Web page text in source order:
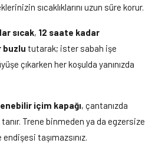
sıcaklıklarını uzun süre korur.
sıcak, 12 saate kadar
buzlu tutarak; ister sabah işe
çıkarken her koşulda yanınızda
içim kapağı, çantanızda
Trene binmeden ya da egzersize
taşımazsınız.